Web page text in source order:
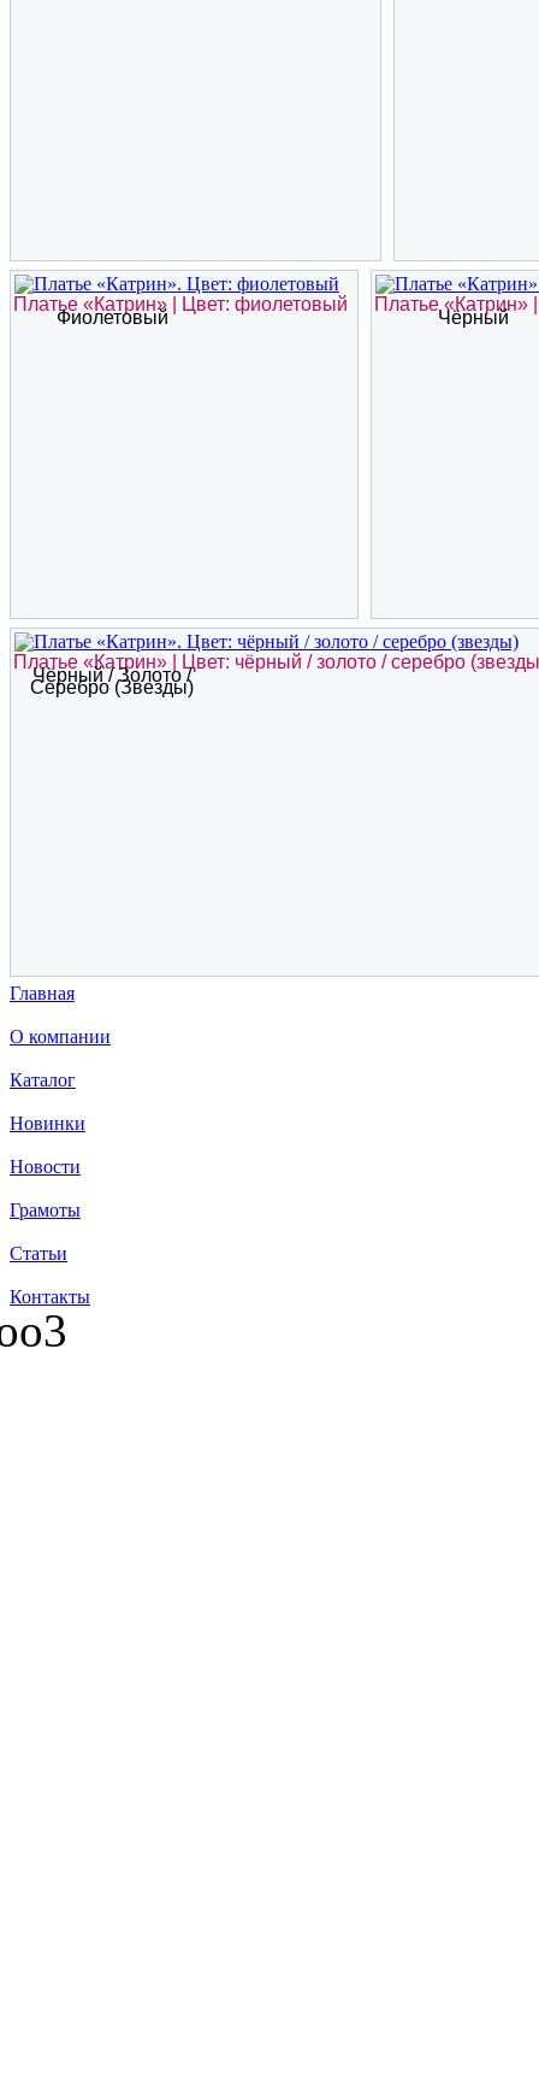
Платье «Катрин» | Цвет: фиолетовый
Фиолетовый
Платье «Катрин»
Чёрный
Платье «Катрин» | Цвет: чёрный / золото / серебро
Чёрный / Золото /
Серебро (звезды)
Главная
О компании
Каталог
Новинки
Новости
Грамоты
Статьи
Контакты